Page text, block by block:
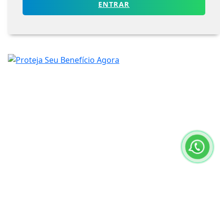
ENTRAR